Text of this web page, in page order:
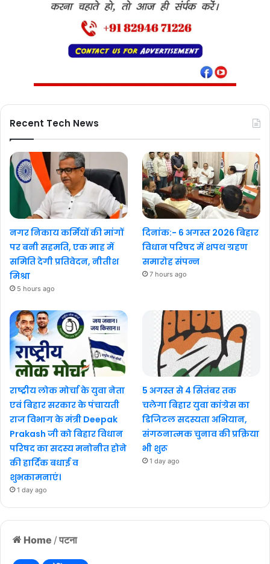
Home / पटना
Recent Tech News
नगर निकाय कर्मियों की मांगों
पर बनी सहमति, एक माह में
समिति देगी प्रतिवेदन, नीतीश
मिश्रा
5 hours ago
दिनांक:- 6 अगस्त 2026 बिहार
विधान परिषद में शपथ ग्रहण
समारोह संपन्न
7 hours ago
राष्ट्रीय लोक मोर्चा के युवा नेता
एवं बिहार सरकार के पंचायती
राज विभाग के मंत्री Deepak
Prakash जी को बिहार विधान
परिषद का सदस्य मनोनीत होने
की हार्दिक बधाई व
शुभकामनाएं।
1 day ago
5 अगस्त से 4 सितंबर तक
चलेगा बिहार युवा कांग्रेस का
डिजिटल सदस्यता अभियान,
संगठनात्मक चुनाव की प्रक्रिया
भी शुरू
1 day ago